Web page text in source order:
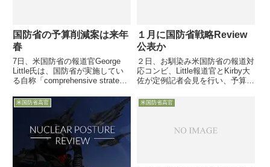
国防省の予算削減案は来年
春
7日、米国防省の報道官George
Little氏は、国防省が実施してい
る自称「comprehensive strategic
るとの見通しを明らかにした模様
です。7日付「DODBuzz」が報じ
１月に国防省戦略Review
公表か
２日、お馴染み米国防省の報道対
応コンビ、Little報道官とKirby大
佐が定例記者会見を行い、予算削
「戦略Review」の今後について
触れました。
米国防省高官 米国防省高官